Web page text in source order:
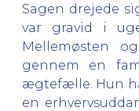
Sagen drejede
var gravid i
Mellemøsten
gennem en
ægtefælle. Hun
en